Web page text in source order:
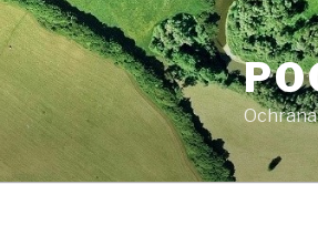
Přejít
k
obsahu
webu